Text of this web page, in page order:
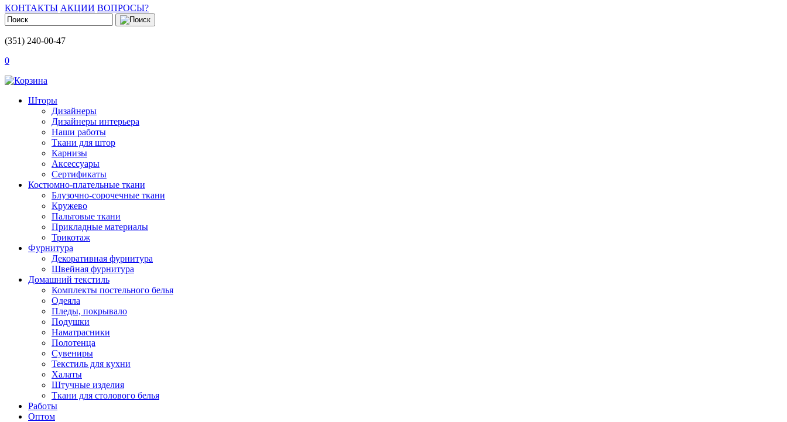
КОНТАКТЫ АКЦИИ ВОПРОСЫ?
(351) 240-00-47
0
Шторы
Дизайнеры
Дизайнеры интерьера
Наши работы
Ткани для штор
Карнизы
Аксессуары
Сертификаты
Костюмно-плательные ткани
Блузочно-сорочечные ткани
Кружево
Пальтовые ткани
Прикладные материалы
Трикотаж
Фурнитура
Декоративная фурнитура
Швейная фурнитура
Домашний текстиль
Комплекты постельного белья
Одеяла
Пледы, покрывало
Подушки
Наматрасники
Полотенца
Сувениры
Текстиль для кухни
Халаты
Штучные изделия
Ткани для столового белья
Работы
Оптом